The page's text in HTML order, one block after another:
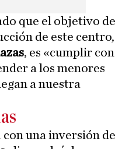
que el objetivo de
de este centro,
, es «cumplir con
a los menores
a nuestra
una inversión de